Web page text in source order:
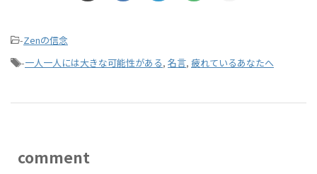
-Zenの信念
-一人一人には大きな可能性がある, 名言, 疲れているあなたへ
comment